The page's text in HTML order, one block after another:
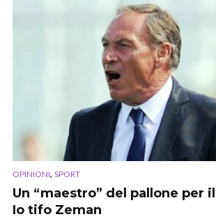
OPINIONI, SPORT
Un “maestro” del pallone per
Io tifo Zeman